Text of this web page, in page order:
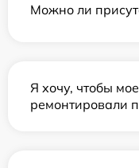
Можно ли
Я хочу, чтобы
ремонтировали